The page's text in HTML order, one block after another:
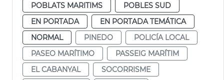
POBLATS MARITIMS
POBLES SUD
EN PORTADA
EN PORTADA TEMÁTICA
NORMAL
PINEDO
POLICÍA LOCAL
PASEO MARÍTIMO
PASSEIG MARÍTIM
EL CABANYAL
SOCORRISME